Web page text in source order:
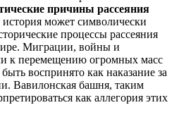
причины рассеяния
история может символически
процессы рассеяния
Миграции, войны и
к перемещению огромных масс
воспринято как наказание за
Вавилонская башня, таким
как аллегория этих